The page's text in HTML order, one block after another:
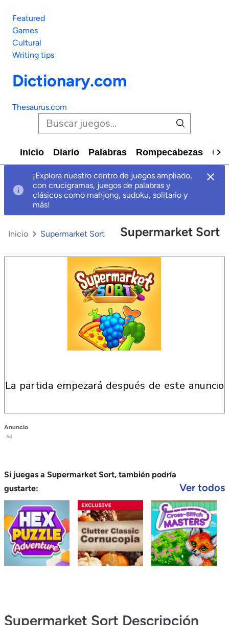
Featured
Games
Cultural
Writing tips
Dictionary.com
Thesaurus.com
Inicio Diario Palabras Rompecabezas
¡Explora nuestro centro de juegos ampliado,
con crucigramas, juegos de palabras y
clásicos como mahjong, sudoku, solitario y
más!
Supermarket Sort
Inicio Supermarket Sort
la partida empezará después de este anuncio
Anuncio
Ad
Si juegas a Supermarket Sort, también podría
gustarte:
Ver todos
Supermarket Sort Descripción